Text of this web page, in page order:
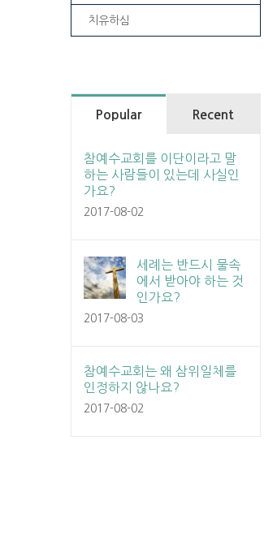
치유하심
Popular Recent
참예수교회를 이단이라고 말
하는 사람들이 있는데 사실인
가요?
2017-08-02
세례는 반드시 물속
에서 받아야 하는 것
인가요?
2017-08-03
참예수교회는 왜 삼위일체를
인정하지 않나요?
2017-08-02